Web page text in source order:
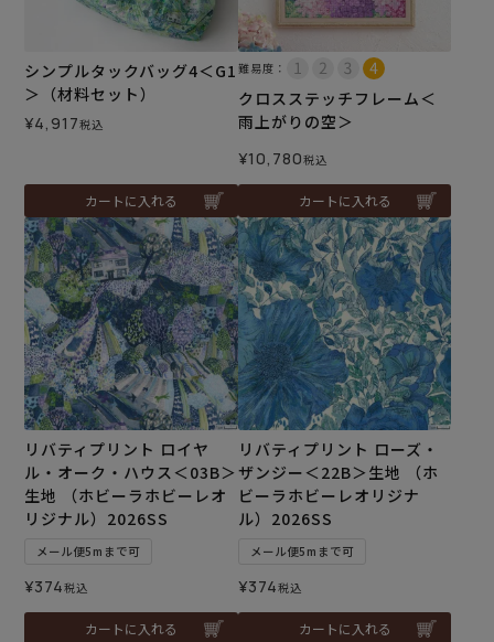
シンプルタックバッグ4＜G1
＞（材料セット）
¥4,917税込
カートに入れる
難易度：
クロスステッチフレーム＜
雨上がりの空＞
¥10,780税込
カートに入れる
リバティプリント ロイヤ
ル・オーク・ハウス＜03B＞
生地 （ホビーラホビーレオ
リジナル）2026SS
メール便5mまで可
¥374税込
カートに入れる
リバティプリント ローズ・
ザンジー＜22B＞生地 （ホ
ビーラホビーレオリジナ
ル）2026SS
メール便5mまで可
¥374税込
カートに入れる